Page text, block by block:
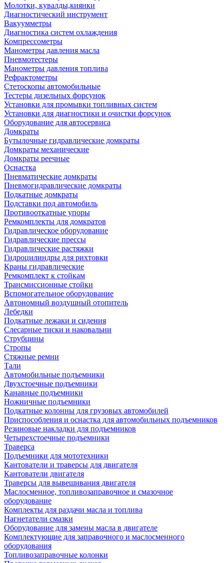
Молотки, кувалды,киянки
Диагностический инструмент
Вакуумметры
Диагностика систем охлаждения
Компрессометры
Манометры давления масла
Пневмотестеры
Манометры давления топлива
Рефрактометры
Стетоскопы автомобильные
Тестеры дизельных форсунок
Установки для промывки топливных систем
Установки для диагностики и очистки форсунок
Оборудование для автосервиса
Домкраты
Бутылочные гидравлические домкраты
Домкраты механические
Домкраты реечные
Оснастка
Пневматические домкраты
Пневмогидравлические домкраты
Подкатные домкраты
Подставки под автомобиль
Противооткатные упоры
Ремкомплекты для домкратов
Гидравлическое оборудование
Гидравлические прессы
Гидравлические растяжки
Гидроцилиндры для рихтовки
Краны гидравлические
Ремкомплект к стойкам
Трансмиссионные стойки
Вспомогательное оборудование
Автономный воздушный отопитель
Лебедки
Подкатные лежаки и сидения
Слесарные тиски и наковальни
Струбцины
Стропы
Стяжные ремни
Тали
Автомобильные подъемники
Двухстоечные подъемники
Канавные подъемники
Ножничные подъемники
Подкатные колонны для грузовых автомобилей
Приспособления и оснастка для автомобильных подъемников
Резиновые накладки для подъемников
Четырехстоечные подъемники
Траверса
Подъемники для мототехники
Кантователи и траверсы для двигателя
Кантователи двигателя
Траверсы для вывешивания двигателя
Маслосменное, топливозаправочное и смазочное
оборудование
Комплекты для раздачи масла и топлива
Нагнетатели смазки
Оборудование для замены масла в двигателе
Комплектующие для заправочного и маслосменного
оборудования
Топливозаправочные колонки